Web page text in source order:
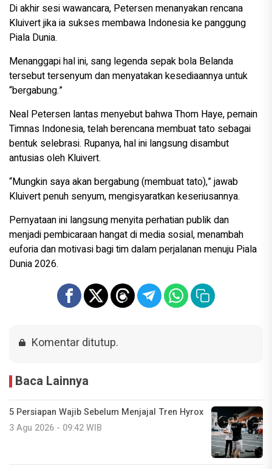
Di akhir sesi wawancara, Petersen menanyakan rencana
Kluivert jika ia sukses membawa Indonesia ke panggung
Piala Dunia.
Menanggapi hal ini, sang legenda sepak bola Belanda
tersebut tersenyum dan menyatakan kesediaannya untuk
“bergabung.”
Neal Petersen lantas menyebut bahwa Thom Haye, pemain
Timnas Indonesia, telah berencana membuat tato sebagai
bentuk selebrasi. Rupanya, hal ini langsung disambut
antusias oleh Kluivert.
“Mungkin saya akan bergabung (membuat tato),” jawab
Kluivert penuh senyum, mengisyaratkan keseriusannya.
Pernyataan ini langsung menyita perhatian publik dan
menjadi pembicaraan hangat di media sosial, menambah
euforia dan motivasi bagi tim dalam perjalanan menuju Piala
Dunia 2026.
Komentar ditutup.
Baca Lainnya
5 Persiapan Wajib Sebelum Menjajal Tren Hyrox
3 Agu 2026 - 09:42 WIB